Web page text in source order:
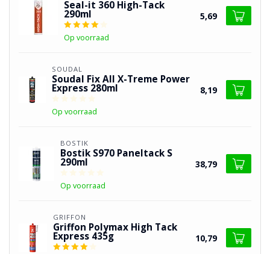
Seal-it 360 High-Tack
290ml
Op voorraad
5,69
SOUDAL
Soudal Fix All X-Treme Power
Express 280ml
Op voorraad
8,19
BOSTIK
Bostik S970 Paneltack S
290ml
Op voorraad
38,79
GRIFFON
Griffon Polymax High Tack
Express 435g 10,79